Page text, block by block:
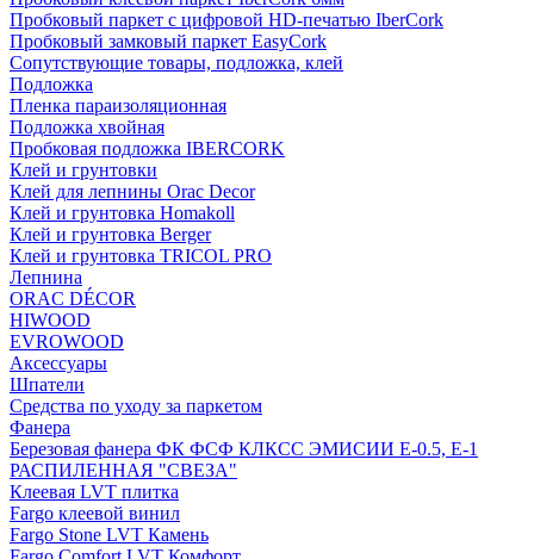
Пробковый паркет с цифровой HD-печатью IberCork
Пробковый замковый паркет EasyCork
Сопутствующие товары, подложка, клей
Подложка
Пленка параизоляционная
Подложка хвойная
Пробковая подложка IBERCORK
Клей и грунтовки
Клей для лепнины Orac Decor
Клей и грунтовка Homakoll
Клей и грунтовка Berger
Клей и грунтовка TRICOL PRO
Лепнина
ORAC DÉCOR
HIWOOD
EVROWOOD
Аксессуары
Шпатели
Средства по уходу за паркетом
Фанера
Березовая фанера ФК ФСФ КЛКСС ЭМИСИИ Е-0.5, Е-1
РАСПИЛЕННАЯ "СВЕЗА"
Клеевая LVT плитка
Fargo клеевой винил
Fargo Stone LVT Камень